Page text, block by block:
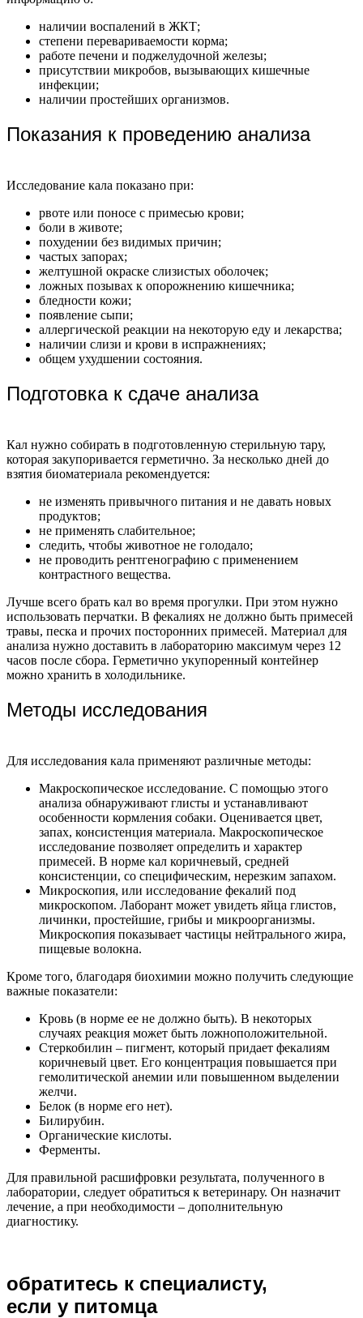
наличии воспалений в ЖКТ;
степени перевариваемости корма;
работе печени и поджелудочной железы;
присутствии микробов, вызывающих кишечные
инфекции;
наличии простейших организмов.
Показания к проведению анализа
Исследование кала показано при:
рвоте или поносе с примесью крови;
боли в животе;
похудении без видимых причин;
частых запорах;
желтушной окраске слизистых оболочек;
ложных позывах к опорожнению кишечника;
бледности кожи;
появление сыпи;
аллергической реакции на некоторую еду и лекарства;
наличии слизи и крови в испражнениях;
общем ухудшении состояния.
Подготовка к сдаче анализа
Кал нужно собирать в подготовленную стерильную тару,
которая закупоривается герметично. За несколько дней до
взятия биоматериала рекомендуется:
не изменять привычного питания и не давать новых
продуктов;
не применять слабительное;
следить, чтобы животное не голодало;
не проводить рентгенографию с применением
контрастного вещества.
Лучше всего брать кал во время прогулки. При этом нужно
использовать перчатки. В фекалиях не должно быть примесей
травы, песка и прочих посторонних примесей. Материал для
анализа нужно доставить в лабораторию максимум через 12
часов после сбора. Герметично укупоренный контейнер
можно хранить в холодильнике.
Методы исследования
Для исследования кала применяют различные методы:
Макроскопическое исследование. С помощью этого
анализа обнаруживают глисты и устанавливают
особенности кормления собаки. Оценивается цвет,
запах, консистенция материала. Макроскопическое
исследование позволяет определить и характер
примесей. В норме кал коричневый, средней
консистенции, со специфическим, нерезким запахом.
Микроскопия, или исследование фекалий под
микроскопом. Лаборант может увидеть яйца глистов,
личинки, простейшие, грибы и микроорганизмы.
Микроскопия показывает частицы нейтрального жира,
пищевые волокна.
Кроме того, благодаря биохимии можно получить следующие
важные показатели:
Кровь (в норме ее не должно быть). В некоторых
случаях реакция может быть ложноположительной.
Стеркобилин – пигмент, который придает фекалиям
коричневый цвет. Его концентрация повышается при
гемолитической анемии или повышенном выделении
желчи.
Белок (в норме его нет).
Билирубин.
Органические кислоты.
Ферменты.
Для правильной расшифровки результата, полученного в
лаборатории, следует обратиться к ветеринару. Он назначит
лечение, а при необходимости – дополнительную
диагностику.
обратитесь к специалисту,
если у питомца